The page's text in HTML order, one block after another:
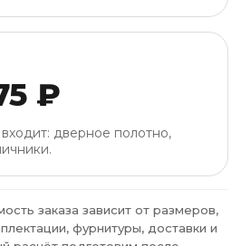
₽
дверное полотно,
заказа зависит от размеров,
фурнитуры, доставки и